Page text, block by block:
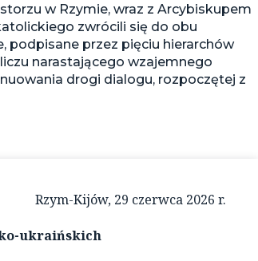
w Rzymie, wraz z Arcybiskupem
zwrócili się do obu
podpisane przez pięciu hierarchów
narastającego wzajemnego
drogi dialogu, rozpoczętej z
Rzym-Kijów, 29 czerwca 2026 r.
ukraińskich